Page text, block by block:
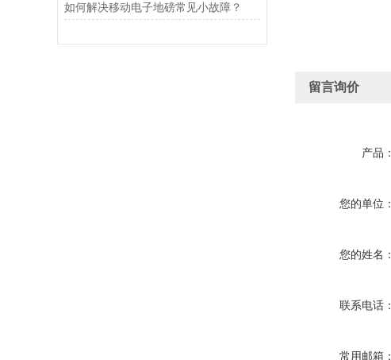
如何解决移动电子地磅常见小故障？
留言询价
产品：
您的单位：
您的姓名：
联系电话：
常用邮箱：